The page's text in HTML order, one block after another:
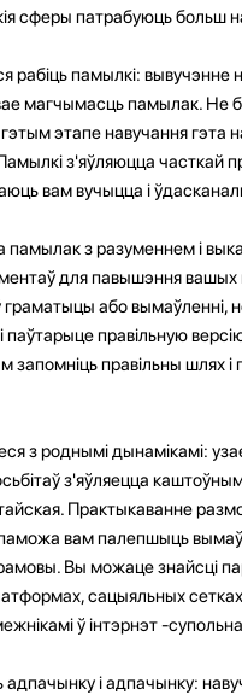
сферы патрабуюць больш
рабіць памылкі: вывучэнне
магчымасць памылак. Не
этапе навучання гэта
з'яўляюцца часткай
вам вучыцца і
памылак з разуменнем і
для павышэння вашых
граматыцы або вымаўленні,
паўтарыце правільную
запомніць правільны шлях
з роднымі дынамікамі:
з'яўляецца
Практыкаванне
вам палепшыць
Вы можаце знайсці
сацыяльных
ў інтэрнэт -
і адпачынку: